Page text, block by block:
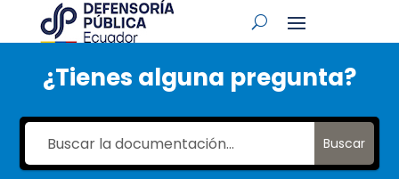
¿Tienes alguna pregunta?
Buscar